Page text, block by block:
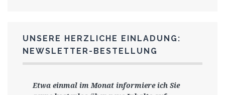
UNSERE HERZLICHE EINLADUNG:
NEWSLETTER-BESTELLUNG
Etwa einmal im Monat informiere ich Sie